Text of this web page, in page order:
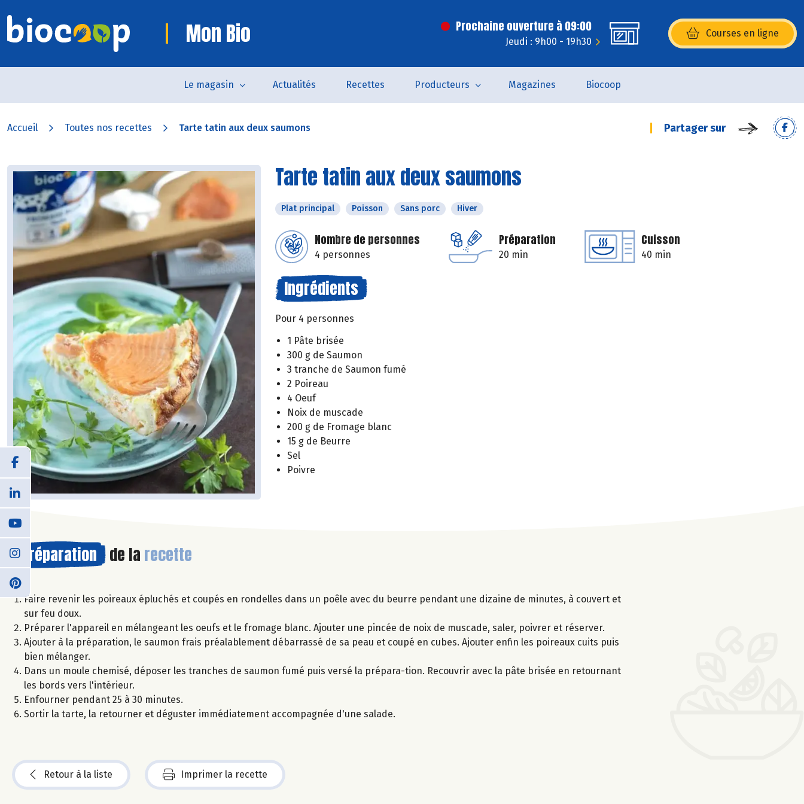
Mon Bio Prochaine ouverture à 09:00
Jeudi : 9h00 - 19h30
Courses en ligne
(s’ouvre dans une nouvelle
Le magasin Actualités Recettes Producteurs Magazines Biocoop
Accueil Toutes nos recettes Tarte tatin aux deux saumons Partager sur
Tarte tatin aux deux saumons
Plat principal Poisson Sans porc Hiver
Nombre de personnes
4 personnes
Préparation
20 min
Cuisson
40 min
Ingrédients
Pour 4 personnes
1 Pâte brisée
300 g de Saumon
3 tranche de Saumon fumé
2 Poireau
4 Oeuf
Noix de muscade
200 g de Fromage blanc
15 g de Beurre
Sel
Poivre
Préparation de la recette
Faire revenir les poireaux épluchés et coupés en rondelles dans un poêle avec du beurre pendant une dizaine de minutes, à couvert et
sur feu doux.
Préparer l'appareil en mélangeant les oeufs et le fromage blanc. Ajouter une pincée de noix de muscade, saler, poivrer et réserver.
Ajouter à la préparation, le saumon frais préalablement débarrassé de sa peau et coupé en cubes. Ajouter enfin les poireaux cuits puis
bien mélanger.
Dans un moule chemisé, déposer les tranches de saumon fumé puis versé la prépara-tion. Recouvrir avec la pâte brisée en retournant
les bords vers l'intérieur.
Enfourner pendant 25 à 30 minutes.
Sortir la tarte, la retourner et déguster immédiatement accompagnée d'une salade.
Retour à la liste Imprimer la recette